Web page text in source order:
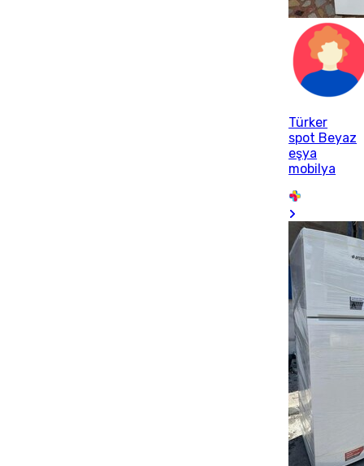
Türker
spot Beyaz
eşya
mobilya